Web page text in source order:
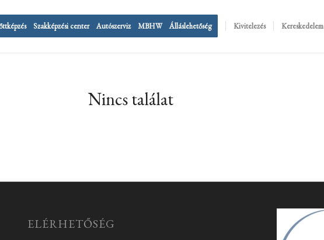
Szakképzési center Autószerviz MBHW Álláslehetőség Kivitelezés Kereskedelem
Nincs találat
ELÉRHETŐSÉG